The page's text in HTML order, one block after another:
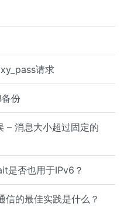
请求
份
– 消息大小超过固定的
是否也用于IPv6？
的最佳实践是什么？